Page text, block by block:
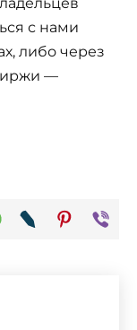
с нами
либо через
—